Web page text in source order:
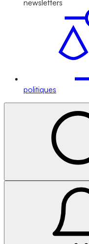
newsletters
politiques